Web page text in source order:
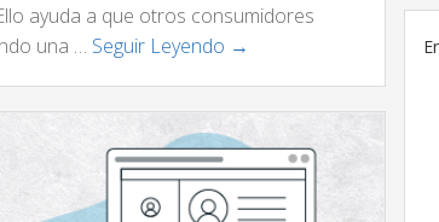
ayuda a que otros consumidores
una … Seguir Leyendo →